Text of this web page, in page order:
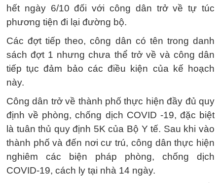
hết ngày 6/10 đối với công dân trở về tự túc
phương tiện đi lại đường bộ.
Các đợt tiếp theo, công dân có tên trong danh
sách đợt 1 nhưng chưa thể trở về và công dân
tiếp tục đảm bảo các điều kiện của kế hoạch
này.
Công dân trở về thành phố thực hiện đầy đủ quy
định về phòng, chống dịch COVID -19, đặc biệt
là tuân thủ quy định 5K của Bộ Y tế. Sau khi vào
thành phố và đến nơi cư trú, công dân thực hiện
nghiêm các biện pháp phòng, chống dịch
COVID-19, cách ly tại nhà 14 ngày.